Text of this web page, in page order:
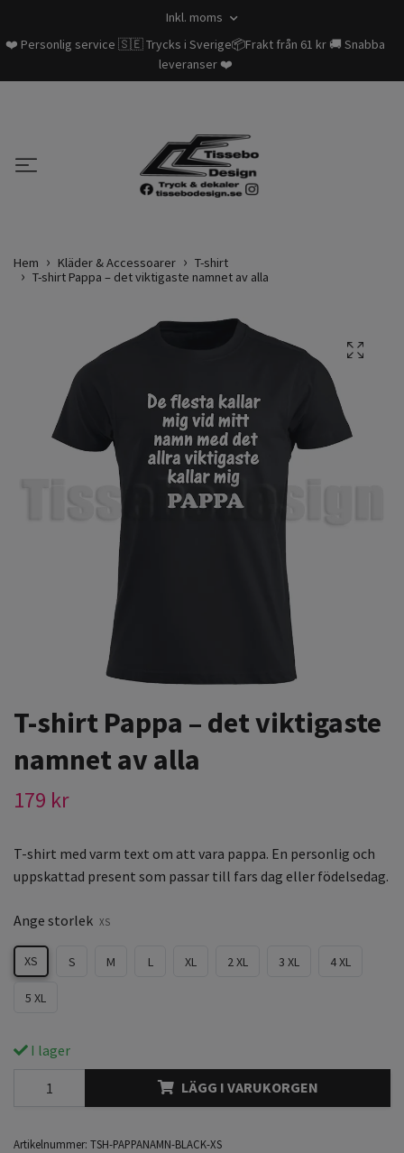
Inkl. moms
❤️ Personlig service 🇸🇪 Trycks i Sverige📦Frakt från 61 kr 🚚 Snabba
leveranser ❤️
Hem Kläder & Accessoarer
T-shirt
T-shirt Pappa – det viktigaste namnet av alla
T-shirt Pappa – det viktigaste
namnet av alla
179 kr
T-shirt med varm text om att vara pappa. En personlig och
uppskattad present som passar till fars dag eller födelsedag.
Ange storlek XS
XS S M L XL 2 XL 3 XL 4 XL
5 XL
I lager
LÄGG I VARUKORGEN
Artikelnummer: TSH-PAPPANAMN-BLACK-XS